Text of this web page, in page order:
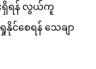
းရှိရန် လွယ်ကူ
င်စေရန် သေချာ